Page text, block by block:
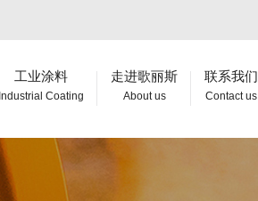
工业涂料
Industrial Coating
走进歌丽斯
About us
联系我们
Contact us